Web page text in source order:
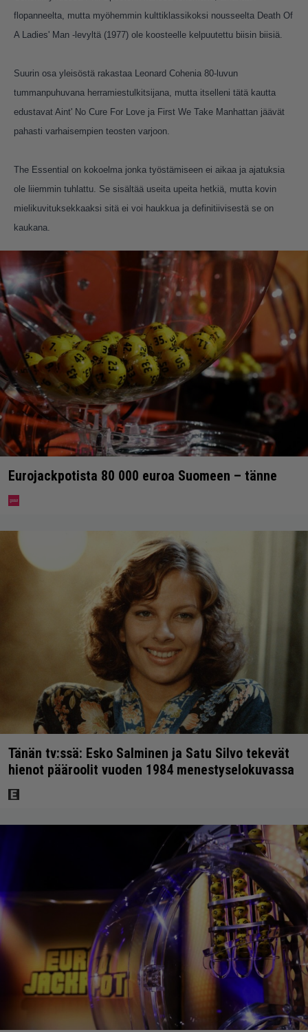
flopanneelta, mutta myöhemmin kulttiklassikoksi nousseelta Death Of
A Ladies' Man -levyltä (1977) ole koosteelle kelpuutettu biisin biisiä.
Suurin osa yleisöstä rakastaa Leonard Cohenia 80-luvun
tummanpuhuvana herramiestulkitsijana, mutta itselleni tätä kautta
edustavat Aint' No Cure For Love ja First We Take Manhattan jäävät
pahasti varhaisempien teosten varjoon.
The Essential on kokoelma jonka työstämiseen ei aikaa ja ajatuksia
ole liiemmin tuhlattu. Se sisältää useita upeita hetkiä, mutta kovin
mielikuvituksekkaaksi sitä ei voi haukkua ja definitiivisestä se on
kaukana.
Eurojackpotista 80 000 euroa Suomeen – tänne
Tänän tv:ssä: Esko Salminen ja Satu Silvo tekevät
hienot pääroolit vuoden 1984 menestyselokuvassa